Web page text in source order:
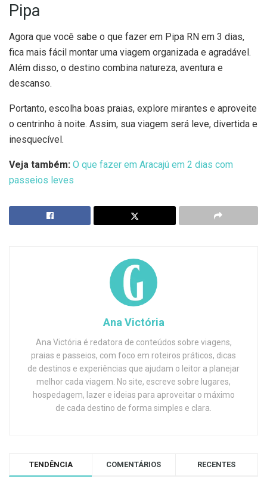
Pipa
Agora que você sabe o que fazer em Pipa RN em 3 dias,
fica mais fácil montar uma viagem organizada e agradável.
Além disso, o destino combina natureza, aventura e
descanso.
Portanto, escolha boas praias, explore mirantes e aproveite
o centrinho à noite. Assim, sua viagem será leve, divertida e
inesquecível.
Veja também: O que fazer em Aracajú em 2 dias com
passeios leves
Ana Victória
Ana Victória é redatora de conteúdos sobre viagens,
praias e passeios, com foco em roteiros práticos, dicas
de destinos e experiências que ajudam o leitor a planejar
melhor cada viagem. No site, escreve sobre lugares,
hospedagem, lazer e ideias para aproveitar o máximo
de cada destino de forma simples e clara.
TENDÊNCIA COMENTÁRIOS RECENTES